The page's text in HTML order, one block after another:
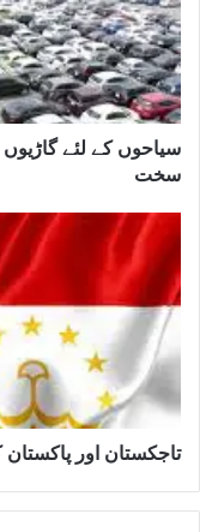
سیاحوں کے لئے
سخت
تاجکستان اور